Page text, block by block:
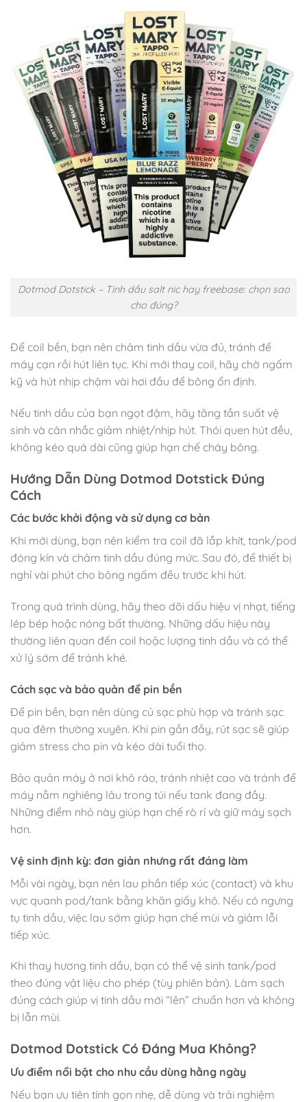
Dotmod Dotstick – Tinh dầu salt nic hay freebase: chọn sao
cho đúng?
Để coil bền, bạn nên châm tinh dầu vừa đủ, tránh để
máy cạn rồi hút liên tục. Khi mới thay coil, hãy chờ ngấm
kỹ và hút nhịp chậm vài hơi đầu để bông ổn định.
Nếu tinh dầu của bạn ngọt đậm, hãy tăng tần suất vệ
sinh và cân nhắc giảm nhiệt/nhịp hút. Thói quen hút đều,
không kéo quá dài cũng giúp hạn chế cháy bông.
Hướng Dẫn Dùng Dotmod Dotstick Đúng
Cách
Các bước khởi động và sử dụng cơ bản
Khi mới dùng, bạn nên kiểm tra coil đã lắp khít, tank/pod
đóng kín và châm tinh dầu đúng mức. Sau đó, để thiết bị
nghỉ vài phút cho bông ngấm đều trước khi hút.
Trong quá trình dùng, hãy theo dõi dấu hiệu vị nhạt, tiếng
lép bép hoặc nóng bất thường. Những dấu hiệu này
thường liên quan đến coil hoặc lượng tinh dầu và có thể
xử lý sớm để tránh khé.
Cách sạc và bảo quản để pin bền
Để pin bền, bạn nên dùng củ sạc phù hợp và tránh sạc
qua đêm thường xuyên. Khi pin gần đầy, rút sạc sẽ giúp
giảm stress cho pin và kéo dài tuổi thọ.
Bảo quản máy ở nơi khô ráo, tránh nhiệt cao và tránh để
máy nằm nghiêng lâu trong túi nếu tank đang đầy.
Những điểm nhỏ này giúp hạn chế rò rỉ và giữ máy sạch
hơn.
Vệ sinh định kỳ: đơn giản nhưng rất đáng làm
Mỗi vài ngày, bạn nên lau phần tiếp xúc (contact) và khu
vực quanh pod/tank bằng khăn giấy khô. Nếu có ngưng
tụ tinh dầu, việc lau sớm giúp hạn chế mùi và giảm lỗi
tiếp xúc.
Khi thay hương tinh dầu, bạn có thể vệ sinh tank/pod
theo đúng vật liệu cho phép (tùy phiên bản). Làm sạch
đúng cách giúp vị tinh dầu mới “lên” chuẩn hơn và không
bị lẫn mùi.
Dotmod Dotstick Có Đáng Mua Không?
Ưu điểm nổi bật cho nhu cầu dùng hằng ngày
Nếu bạn ưu tiên tính gọn nhẹ, dễ dùng và trải nghiệm